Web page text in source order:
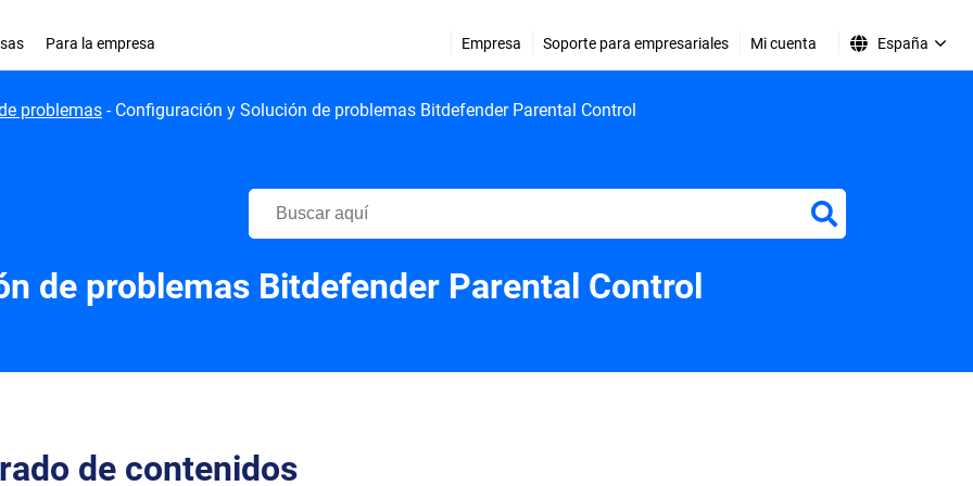
Para la empresa Empresa Soporte para empresariales Mi cuenta España
problemas - Configuración y Solución de problemas Bitdefender Parental Control
de problemas Bitdefender Parental Control
Centro de Soporte de Bitdefender
de contenidos